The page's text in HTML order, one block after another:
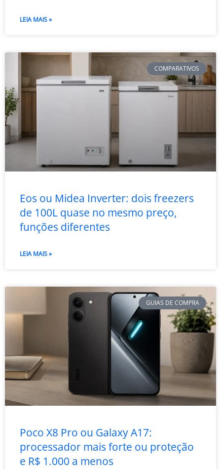
LEIA MAIS »
COMPARATIVOS
Eos ou Midea Inverter: dois freezers
de 100L quase no mesmo preço,
funções diferentes
LEIA MAIS »
GUIAS DE COMPRA
Poco X8 Pro ou Galaxy A17:
processador mais forte ou proteção
e R$ 1.000 a menos